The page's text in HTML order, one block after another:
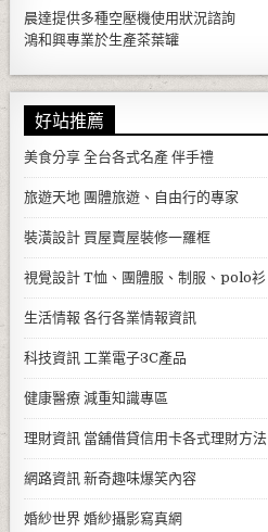
晨達提供多種空壓機使用狀況諮詢
鴻和興專業於生產茶葉罐
好站推薦
美食分享 全台各式名產 伴手禮
旅遊天地 團體旅遊、自由行的專家
裝潢設計 買屋賣屋裝修一羅框
視覺設計 T恤、團體服、制服、polo衫
生活情報 各行各業情報資訊
科技資訊 工業電子3C產品
健康醫療 減重知識專區
理財資訊 當舖借貸信用卡各式理財方法
網路資訊 新奇趣味爆笑內容
婚紗世界 婚紗攝影寫真網